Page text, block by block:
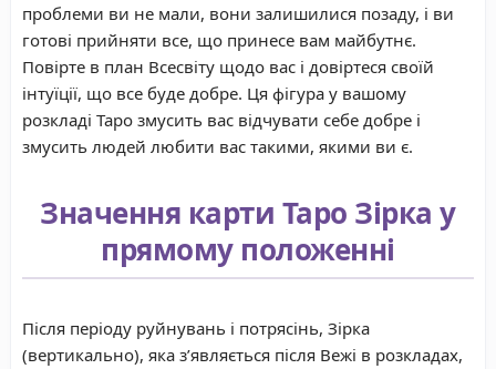
проблеми ви не мали, вони залишилися позаду, і ви
готові прийняти все, що принесе вам майбутнє.
Повірте в план Всесвіту щодо вас і довіртеся своїй
інтуїції, що все буде добре. Ця фігура у вашому
розкладі Таро змусить вас відчувати себе добре і
змусить людей любити вас такими, якими ви є.
Значення карти Таро Зірка у
прямому положенні
Після періоду руйнувань і потрясінь, Зірка
(вертикально), яка з’являється після Вежі в розкладах,